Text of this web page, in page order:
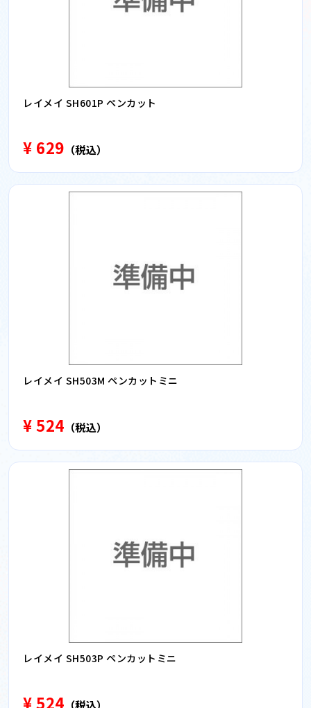
レイメイ SH601P ペンカット
¥ 629 （税込）
レイメイ SH503M ペンカットミニ
¥ 524 （税込）
レイメイ SH503P ペンカットミニ
¥ 524 （税込）